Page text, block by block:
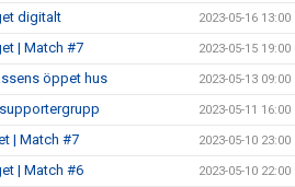
digitalt 2023-05-16 13:00
| Match #7 2023-05-15 19:00
öppet hus 2023-05-13 09:00
2023-05-11 16:00
| Match #7 2023-05-10 23:00
| Match #6 2023-05-10 22:00